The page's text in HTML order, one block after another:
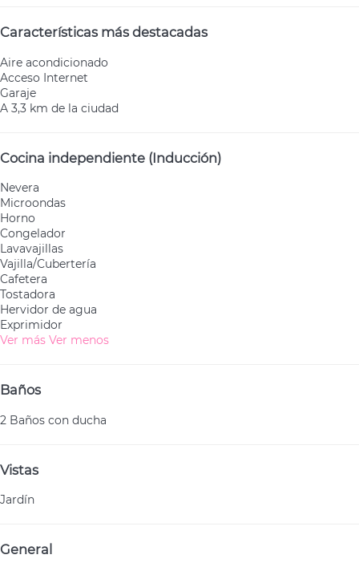
Características más destacadas
Aire acondicionado
Acceso Internet
Garaje
A 3,3 km de la ciudad
Cocina independiente (Inducción)
Nevera
Microondas
Horno
Congelador
Lavavajillas
Vajilla/Cubertería
Cafetera
Tostadora
Hervidor de agua
Exprimidor
Ver más Ver menos
Baños
2 Baños con ducha
Vistas
Jardín
General